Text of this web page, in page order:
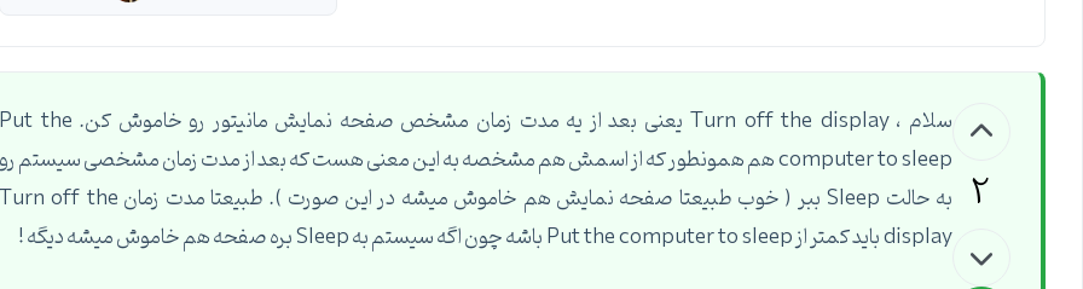
2
سلام ، Turn off the display یعنی بعد از یه مدت زمان مشخص صفحه نمایش مانیتور رو خاموش کن. Put the
computer to sleep هم همونطور که از اسمش هم مشخصه به این معنی هست که بعد از مدت زمان مشخصی سیستم رو
به حالت Sleep ببر ( خوب طبیعتا صفحه نمایش هم خاموش میشه در این صورت ). طبیعتا مدت زمان Turn off the
display باید کمتر از Put the computer to sleep باشه چون اگه سیستم به Sleep بره صفحه هم خاموش میشه دیگه !